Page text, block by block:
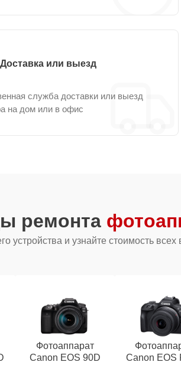
Доставка или выезд
служба доставки или выезд
на дом или в офис
ремонта
устройства и узнайте стоимость всех
Фотоаппарат
Canon EOS 90D
Canon EOS